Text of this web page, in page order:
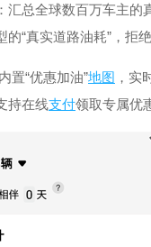
汇总全球数百万车主的
“真实道路油耗”，拒
置“优惠加油”地图 ，实
持在线支付领取专属优